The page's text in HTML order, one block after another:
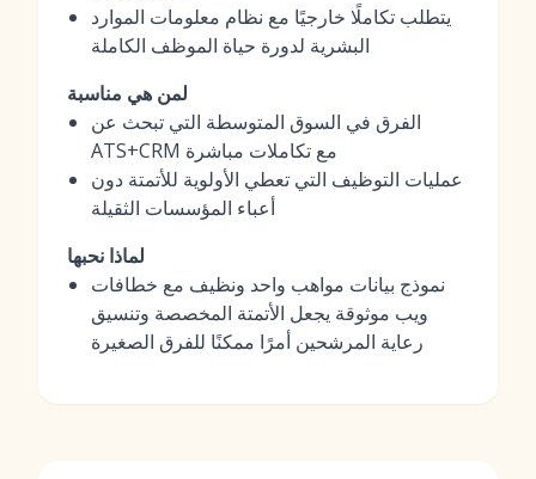
يتطلب تكاملًا خارجيًا مع نظام معلومات الموارد
البشرية لدورة حياة الموظف الكاملة
لمن هي مناسبة
الفرق في السوق المتوسطة التي تبحث عن
ATS+CRM مع تكاملات مباشرة
عمليات التوظيف التي تعطي الأولوية للأتمتة دون
أعباء المؤسسات الثقيلة
لماذا نحبها
نموذج بيانات مواهب واحد ونظيف مع خطافات
ويب موثوقة يجعل الأتمتة المخصصة وتنسيق
رعاية المرشحين أمرًا ممكنًا للفرق الصغيرة